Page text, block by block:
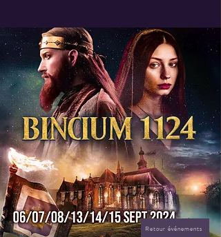
Retour événements